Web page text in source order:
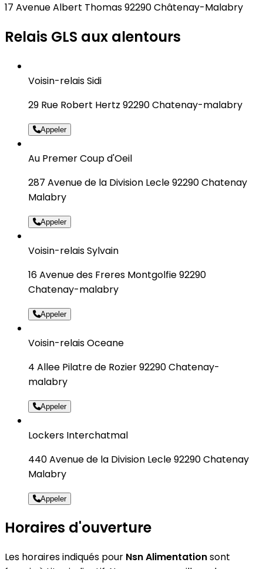
17 Avenue Albert Thomas 92290 Châtenay-Malabry
Relais GLS aux alentours
Voisin-relais Sidi
29 Rue Robert Hertz 92290 Chatenay-malabry
Appeler
Au Premer Coup d'Oeil
287 Avenue de la Division Lecle 92290 Chatenay
Malabry
Appeler
Voisin-relais Sylvain
16 Avenue des Freres Montgolfie 92290
Chatenay-malabry
Appeler
Voisin-relais Oceane
4 Allee Pilatre de Rozier 92290 Chatenay-
malabry
Appeler
Lockers Interchatmal
440 Avenue de la Division Lecle 92290 Chatenay
Malabry
Appeler
Horaires d'ouverture
Les horaires indiqués pour Nsn Alimentationsont